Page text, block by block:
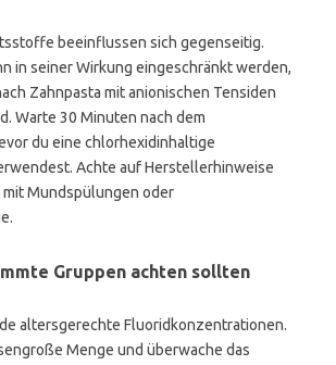
beeinflussen sich gegenseitig.
in seiner Wirkung eingeschränkt werden,
Zahnpasta mit anionischen Tensiden
Warte 30 Minuten nach dem
du eine chlorhexidinhaltige
Achte auf Herstellerhinweise
mit Mundspülungen oder
Gruppen achten sollten
altersgerechte Fluoridkonzentrationen.
Menge und überwache das